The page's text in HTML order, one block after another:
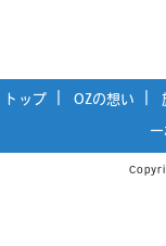
トップ OZの想い